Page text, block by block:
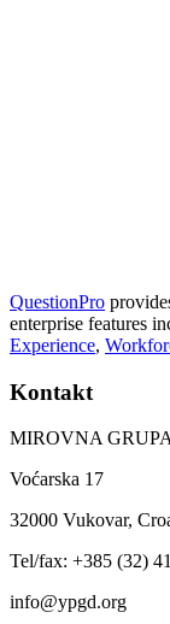
QuestionPro
enterprise features
Experience,
Kontakt
MIROVNA
Voćarska 17
32000 Vukovar,
Tel/fax: +385 (32)
info@ypgd.org